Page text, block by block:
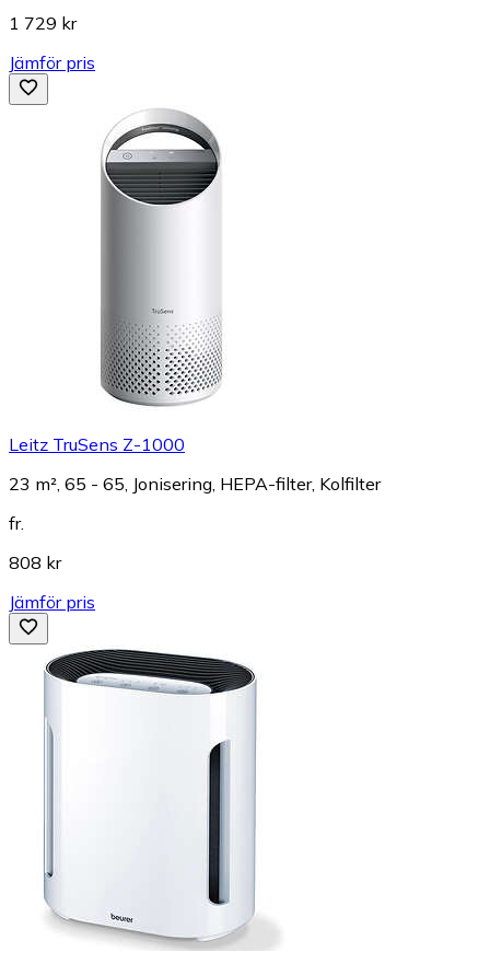
1 729 kr
Jämför pris
Leitz TruSens Z-1000
23 m², 65 - 65, Jonisering, HEPA-filter, Kolfilter
fr.
808 kr
Jämför pris